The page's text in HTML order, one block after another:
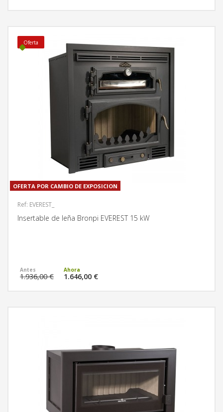
Oferta
OFERTA POR CAMBIO DE EXPOSICION
Ref: EVEREST_
Insertable de leña Bronpi EVEREST 15 kW
1.936,00 € 1.646,00 €